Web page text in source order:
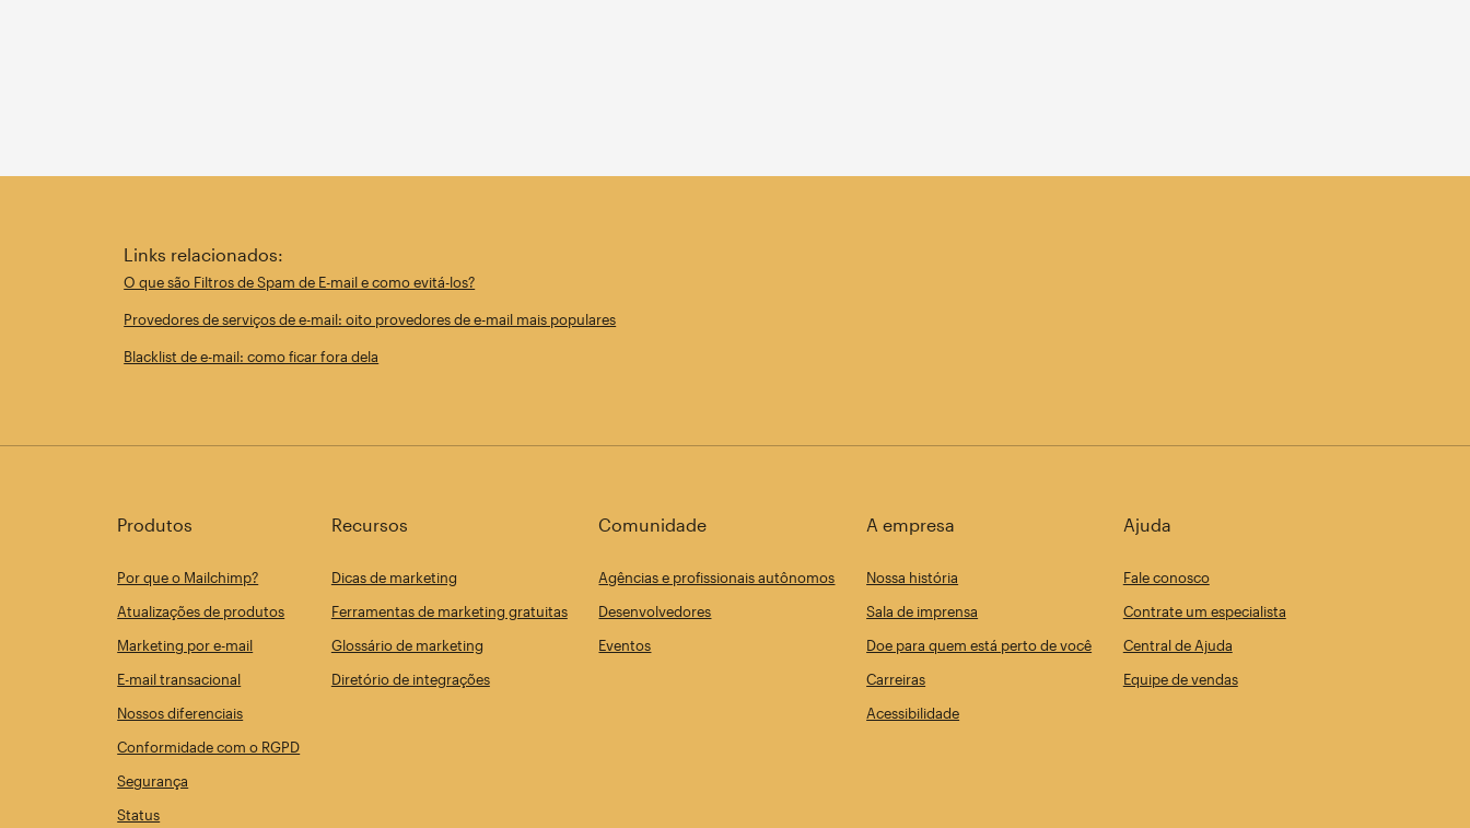
Links relacionados:
O que são Filtros de Spam de E-mail e como evitá-los?
Provedores de serviços de e-mail: oito provedores de e-mail mais populares
Blacklist de e-mail: como ficar fora dela
Produtos
Por que o Mailchimp?
Atualizações de produtos
Marketing por e-mail
E-mail transacional
Nossos diferenciais
Conformidade com o RGPD
Segurança
Status
Recursos
Dicas de marketing
Ferramentas de marketing gratuitas
Glossário de marketing
Diretório de integrações
Comunidade
Agências e profissionais autônomos
Desenvolvedores
Eventos
A empresa
Nossa história
Sala de imprensa
Doe para quem está perto de você
Carreiras
Acessibilidade
Ajuda
Fale conosco
Contrate um especialista
Central de Ajuda
Equipe de vendas